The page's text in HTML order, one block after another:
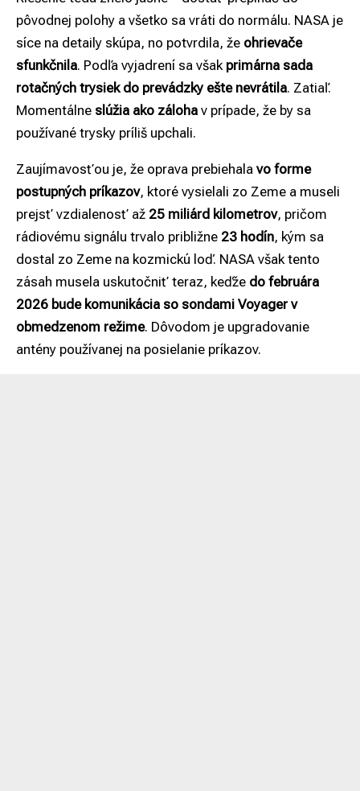
pôvodnej polohy a všetko sa vráti do normálu. NASA je
síce na detaily skúpa, no potvrdila, že ohrievače
sfunkčnila. Podľa vyjadrení sa však primárna sada
rotačných trysiek do prevádzky ešte nevrátila. Zatiaľ.
Momentálne slúžia ako záloha v prípade, že by sa
používané trysky príliš upchali.
Zaujímavosťou je, že oprava prebiehala vo forme
postupných príkazov, ktoré vysielali zo Zeme a museli
prejsť vzdialenosť až 25 miliárd kilometrov, pričom
rádiovému signálu trvalo približne 23 hodín, kým sa
dostal zo Zeme na kozmickú loď. NASA však tento
zásah musela uskutočniť teraz, keďže do februára
2026 bude komunikácia so sondami Voyager v
obmedzenom režime. Dôvodom je upgradovanie
antény používanej na posielanie príkazov.